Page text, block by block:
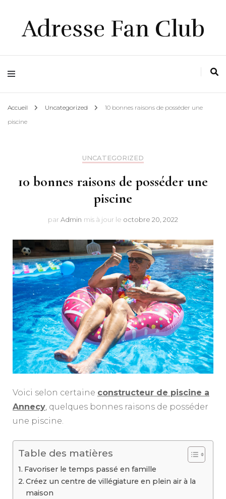
Adresse Fan Club
Accueil Uncategorized
10 bonnes raisons de posséder une
piscine
UNCATEGORIZED
10 bonnes raisons de posséder une
piscine
par Admin mis à jour le octobre 20, 2022
Voici selon certaine constructeur de piscine a
Annecy, quelques bonnes raisons de posséder
une piscine.
Table des matières
Favoriser le temps passé en famille
Créez un centre de villégiature en plein air à la
maison